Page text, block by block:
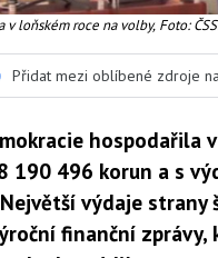
v loňském roce na volby, Foto:
Přidat mezi oblíbené zdroje
hospodařila
190 496 korun a s
výdaje strany
finanční zprávy,